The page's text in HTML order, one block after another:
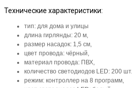
Технические характеристики:
тип: для дома и улицы
длина гирлянды: 20 м,
размер насадок: 1,5 см,
цвет провода: чёрный,
материал провода: ПВХ,
количество светодиодов LED: 200 шт.,
режим: контроллер на 8 программ,